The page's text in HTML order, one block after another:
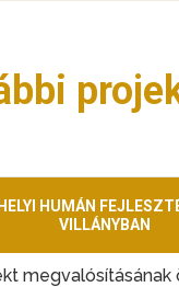
HUMÁN
VILLÁNYBAN
megvalósításának